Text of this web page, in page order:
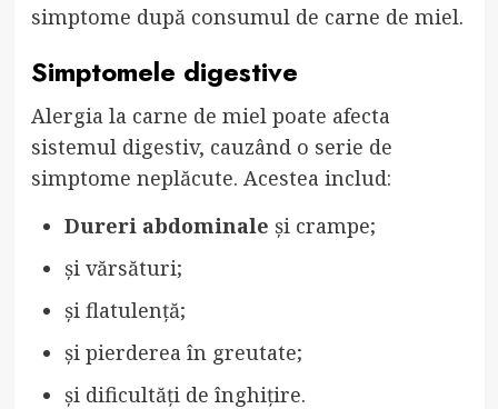
simptome după consumul de carne de miel.
Simptomele digestive
Alergia la carne de miel poate afecta
sistemul digestiv, cauzând o serie de
simptome neplăcute. Acestea includ:
Dureri abdominale și crampe;
și vărsături;
și flatulență;
și pierderea în greutate;
și dificultăți de înghițire.